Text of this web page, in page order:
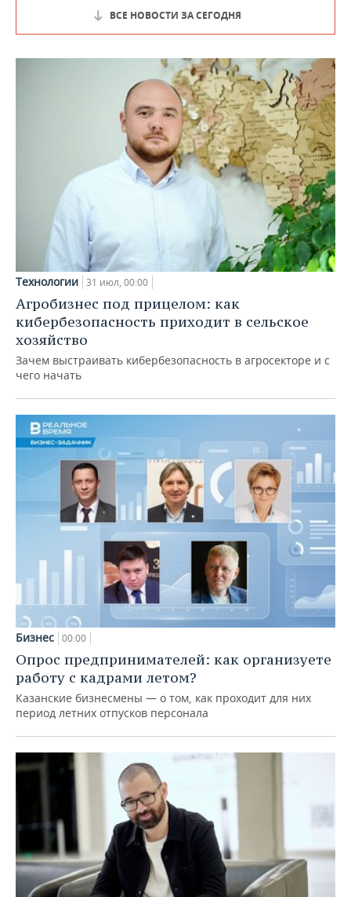
ВСЕ НОВОСТИ ЗА СЕГОДНЯ
Технологии 31 июл, 00:00
Агробизнес под прицелом: как
кибербезопасность приходит в сельское
хозяйство
Зачем выстраивать кибербезопасность в агросекторе и с
чего начать
Бизнес 00:00
Опрос предпринимателей: как организуете
работу с кадрами летом?
Казанские бизнесмены — о том, как проходит для них
период летних отпусков персонала